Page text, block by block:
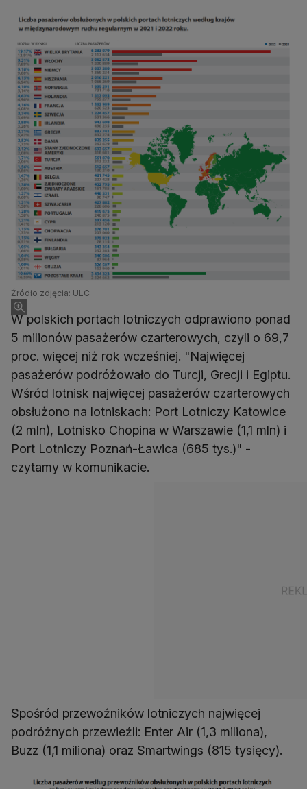
Źródło zdjęcia: ULC
W polskich portach lotniczych odprawiono ponad
5 milionów pasażerów czarterowych, czyli o 69,7
proc. więcej niż rok wcześniej. "Najwięcej
pasażerów podróżowało do Turcji, Grecji i Egiptu.
Wśród lotnisk najwięcej pasażerów czarterowych
obsłużono na lotniskach: Port Lotniczy Katowice
(2 mln), Lotnisko Chopina w Warszawie (1,1 mln) i
Port Lotniczy Poznań-Ławica (685 tys.)" -
Spośród przewoźników lotniczych najwięcej
podróżnych przewieźli: Enter Air (1,3 miliona),